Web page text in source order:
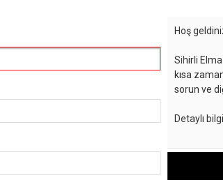
Hoş
Sihirli
kısa
sorun ve
Detaylı